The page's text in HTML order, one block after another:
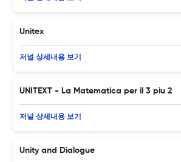
Unitex
저널 상세내용 보기
UNITEXT - La Matematica per il 3 piu 2
저널 상세내용 보기
Unity and Dialogue